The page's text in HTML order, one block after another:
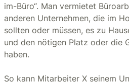
im-Büro“. Man vermietet
anderen Unternehmen, die im
sollten oder müssen, es zu
und den nötigen Platz oder die
haben.
So kann Mitarbeiter X seinem